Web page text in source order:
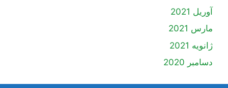
آوریل 2021
مارس 2021
ژانویه 2021
دسامبر 2020